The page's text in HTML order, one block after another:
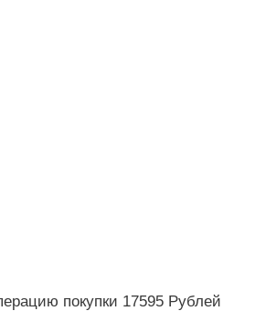
покупки 17595 Рублей